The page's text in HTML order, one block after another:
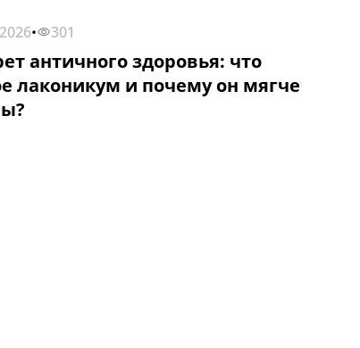
• 301
античного здоровья: что
лаконикум и почему он мягче